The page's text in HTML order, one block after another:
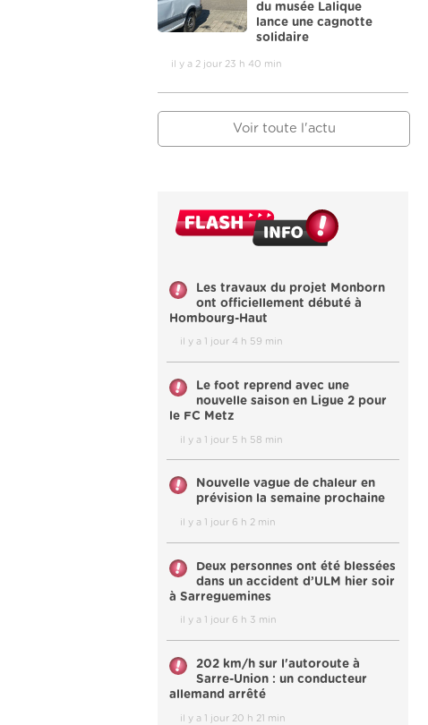
du musée Lalique
lance une cagnotte
solidaire
il y a 2 jour 23 h 40 min
Voir toute l'actu
Les travaux du projet Monborn
ont officiellement débuté à
Hombourg-Haut
il y a 1 jour 4 h 59 min
Le foot reprend avec une
nouvelle saison en Ligue 2 pour
le FC Metz
il y a 1 jour 5 h 58 min
Nouvelle vague de chaleur en
prévision la semaine prochaine
il y a 1 jour 6 h 2 min
Deux personnes ont été blessées
dans un accident d’ULM hier soir
à Sarreguemines
il y a 1 jour 6 h 3 min
202 km/h sur l'autoroute à
Sarre-Union : un conducteur
allemand arrêté
il y a 1 jour 20 h 21 min